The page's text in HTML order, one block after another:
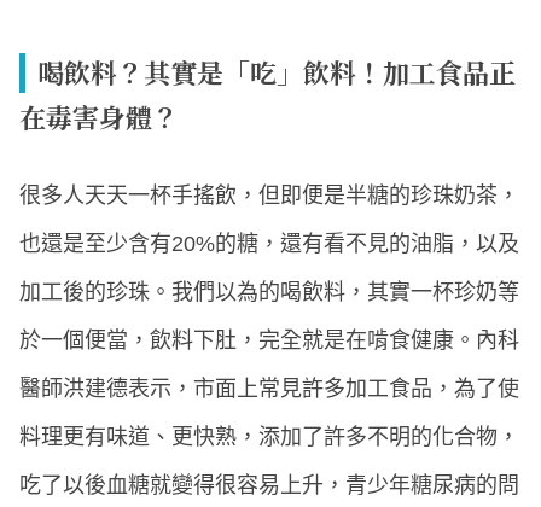
喝飲料？其實是「吃」飲料！加工食品正
在毒害身體？
很多人天天一杯手搖飲，但即便是半糖的珍珠奶茶，
也還是至少含有20%的糖，還有看不見的油脂，以及
加工後的珍珠。我們以為的喝飲料，其實一杯珍奶等
於一個便當，飲料下肚，完全就是在啃食健康。內科
醫師洪建德表示，市面上常見許多加工食品，為了使
料理更有味道、更快熟，添加了許多不明的化合物，
吃了以後血糖就變得很容易上升，青少年糖尿病的問